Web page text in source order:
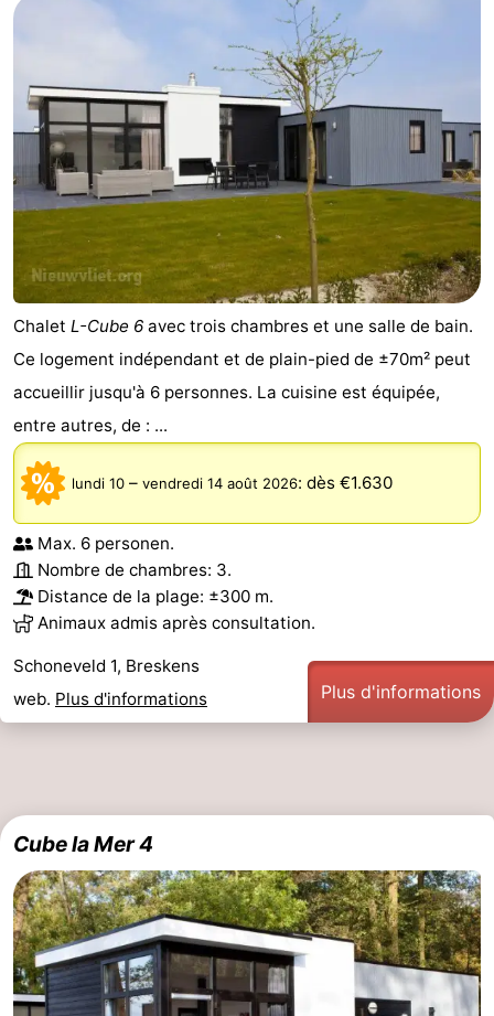
Chalet L-Cube 6 avec trois chambres et une salle de bain.
Ce logement indépendant et de plain-pied de ±70m² peut
accueillir jusqu'à 6 personnes. La cuisine est équipée,
entre autres, de : ...
lundi 10 – vendredi 14 août 2026: dès €1.630
Max. 6 personen.
Nombre de chambres: 3.
Distance de la plage: ±300 m.
Animaux admis après consultation.
Schoneveld 1, Breskens
web. Plus d'informations Plus d'informations
Cube la Mer 4